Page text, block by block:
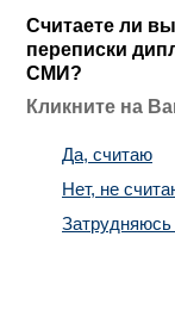
Считаете ли
переписки
СМИ?
Кликните на
Да, считаю
Нет, не
Затрудняюсь